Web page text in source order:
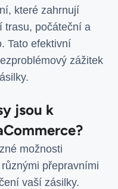
které zahrnují
trasu, počáteční a
Tato efektivní
zážitek
jsou k
možnosti
přepravními
vaší zásilky.